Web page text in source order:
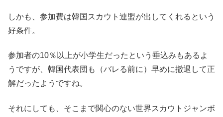
しかも、参加費は韓国スカウト連盟が出してくれるという
好条件。
参加者の10％以上が小学生だったという垂込みもあるよ
うですが、韓国代表団も（バレる前に）早めに撤退して正
解だったようですね。
それにしても、そこまで関心のない世界スカウトジャンボ